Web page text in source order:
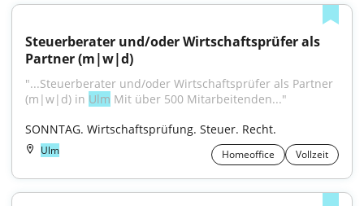
Steuerberater und/oder Wirtschaftsprüfer als
Partner (m|w|d)
"...Steuerberater und/oder Wirtschaftsprüfer als Partner
(m|w|d) in Ulm Mit über 500 Mitarbeitenden..."
SONNTAG. Wirtschaftsprüfung. Steuer. Recht.
Ulm Homeoffice Vollzeit